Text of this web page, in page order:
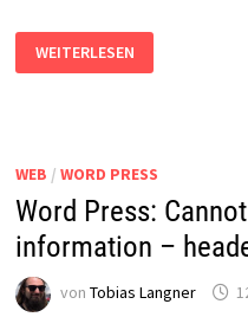
POWERSHELL:
UTF8-
PROBLEM
WEITERLESEN
WEB / WORD PRESS
Word Press:
information –
von Tobias Langner